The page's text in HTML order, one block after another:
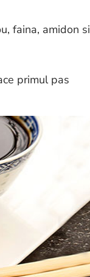
faina, amidon si
primul pas